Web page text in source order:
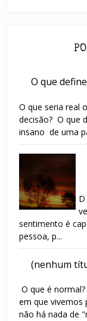
O que
O que seria real
decisão? O que
insano de uma
sentimento é
pessoa, p...
(nenhum
O que é
em que vivemos
não há nada de